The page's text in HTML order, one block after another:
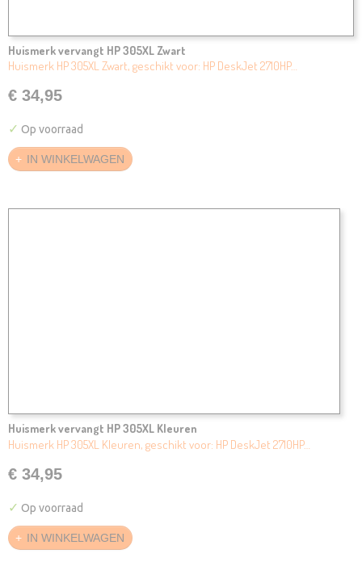
Huismerk vervangt HP 305XL Zwart
Huismerk HP 305XL Zwart, geschikt voor: HP DeskJet 2710HP…
€ 34,95
✓ Op voorraad
IN WINKELWAGEN
Huismerk vervangt HP 305XL Kleuren
Huismerk HP 305XL Kleuren, geschikt voor: HP DeskJet 2710HP…
€ 34,95
✓ Op voorraad
IN WINKELWAGEN